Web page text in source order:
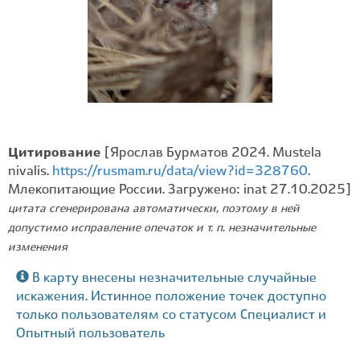
Цитирование
[Ярослав Бурматов 2024. Mustela
nivalis. https://rusmam.ru/data/view?id=328760.
Млекопитающие России. Загружено: inat 27.10.2025]
цитата сгенерирована автоматически, поэтому в ней
допустимо исправление опечаток и т. п. незначительные
изменения
В карту внесены незначительные случайные
искажения. Истинное положение точек доступно
только пользователям со статусом Специалист и
Опытный пользователь